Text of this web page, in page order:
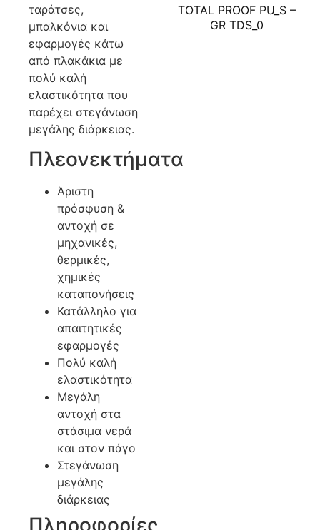
ταράτσες,
μπαλκόνια και
εφαρμογές κάτω
από πλακάκια με
πολύ καλή
ελαστικότητα που
παρέχει στεγάνωση
μεγάλης διάρκειας.
Πλεονεκτήματα
Άριστη
πρόσφυση &
αντοχή σε
μηχανικές,
θερμικές,
χημικές
καταπονήσεις
Κατάλληλο για
απαιτητικές
εφαρμογές
Πολύ καλή
ελαστικότητα
Μεγάλη
αντοχή στα
στάσιμα νερά
και στον πάγο
Στεγάνωση
μεγάλης
διάρκειας
Πληροφορίες
TOTAL PROOF PU_S –
GR TDS_0